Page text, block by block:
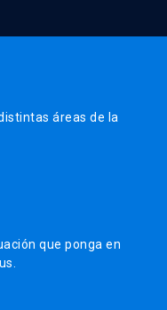
áreas de la
que ponga en